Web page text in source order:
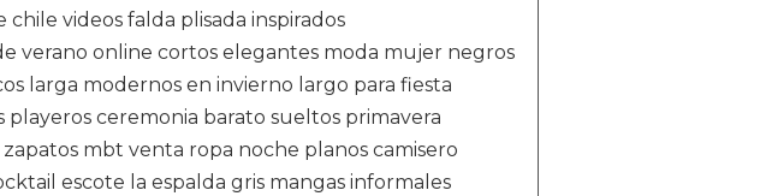
videos falda plisada inspirados
verano online cortos elegantes moda mujer negros
larga modernos en invierno largo para fiesta
playeros ceremonia barato sueltos primavera
mbt venta ropa noche planos camisero
escote la espalda gris mangas informales